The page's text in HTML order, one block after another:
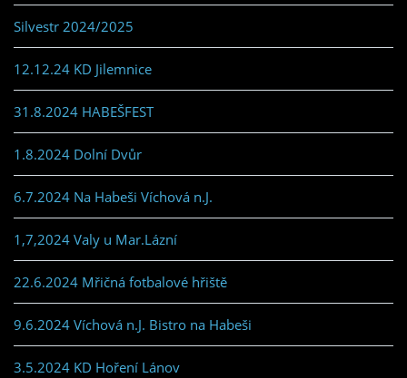
Silvestr 2024/2025
12.12.24 KD Jilemnice
31.8.2024 HABEŠFEST
1.8.2024 Dolní Dvůr
6.7.2024 Na Habeši Víchová n.J.
1,7,2024 Valy u Mar.Lázní
22.6.2024 Mřičná fotbalové hřiště
9.6.2024 Víchová n.J. Bistro na Habeši
3.5.2024 KD Hoření Lánov